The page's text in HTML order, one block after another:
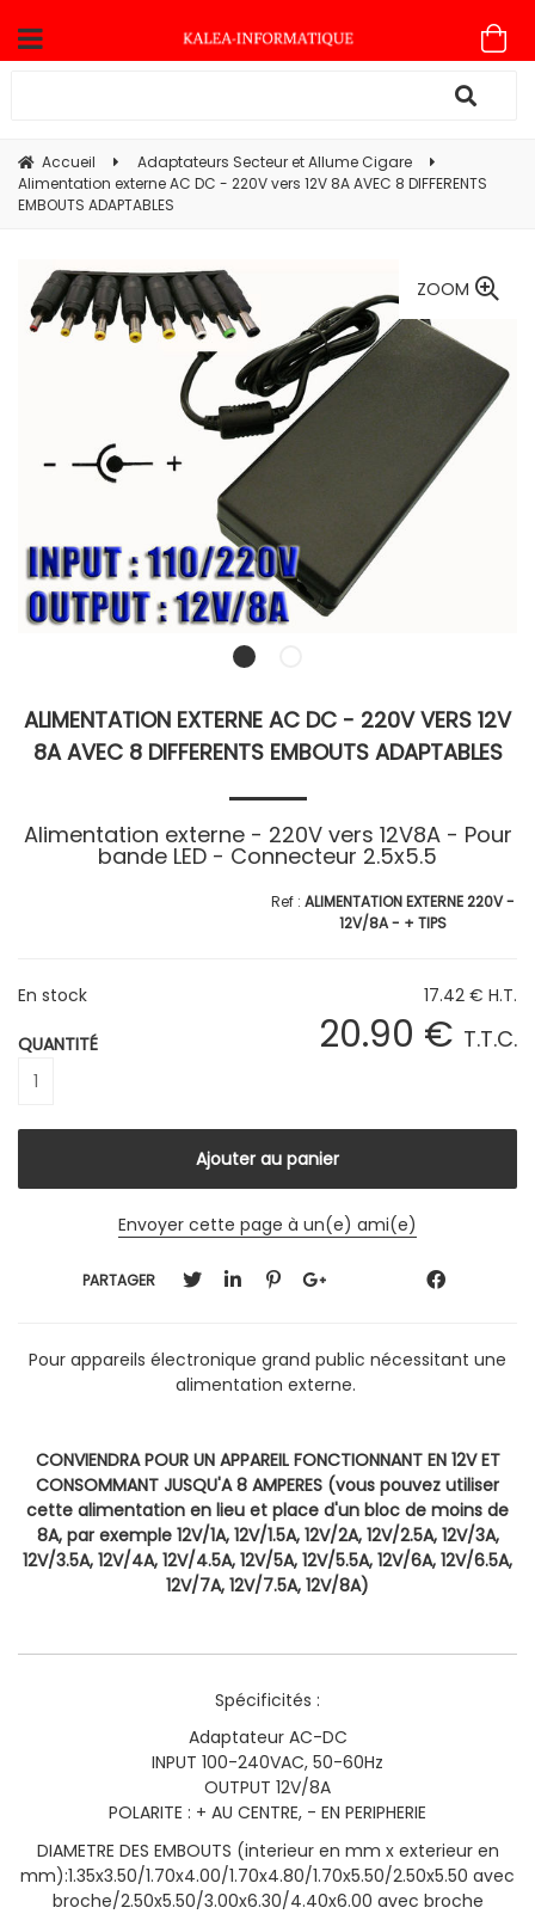
Accueil
Adaptateurs Secteur et Allume Cigare
Alimentation externe AC DC - 220V vers 12V 8A AVEC 8 DIFFERENTS
EMBOUTS ADAPTABLES
ZOOM
ALIMENTATION EXTERNE AC DC - 220V VERS 12V
8A AVEC 8 DIFFERENTS EMBOUTS ADAPTABLES
Alimentation externe - 220V vers 12V8A - Pour
bande LED - Connecteur 2.5x5.5
ALIMENTATION EXTERNE 220V -
12V/8A - + TIPS
17.42 € H.T.
20.90 € T.T.C.
En stock
QUANTITÉ
Envoyer cette page à un(e) ami(e)
PARTAGER
Pour appareils électronique grand public nécessitant une
alimentation externe.
CONVIENDRA POUR UN APPAREIL FONCTIONNANT EN 12V ET
CONSOMMANT JUSQU'A 8 AMPERES (vous pouvez utiliser
cette alimentation en lieu et place d'un bloc de moins de
8A, par exemple 12V/1A, 12V/1.5A, 12V/2A, 12V/2.5A, 12V/3A,
12V/3.5A, 12V/4A, 12V/4.5A, 12V/5A, 12V/5.5A, 12V/6A, 12V/6.5A,
12V/7A, 12V/7.5A, 12V/8A)
Spécificités :
Adaptateur AC-DC
INPUT 100-240VAC, 50-60Hz
OUTPUT 12V/8A
POLARITE : + AU CENTRE, - EN PERIPHERIE
DIAMETRE DES EMBOUTS (interieur en mm x exterieur en
mm):1.35x3.50/1.70x4.00/1.70x4.80/1.70x5.50/2.50x5.50 avec
broche/2.50x5.50/3.00x6.30/4.40x6.00 avec broche